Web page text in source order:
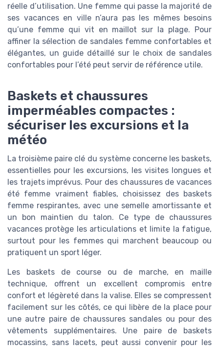
réelle d’utilisation. Une femme qui passe la majorité de
ses vacances en ville n’aura pas les mêmes besoins
qu’une femme qui vit en maillot sur la plage. Pour
affiner la sélection de sandales femme confortables et
élégantes, un guide détaillé sur le choix de sandales
confortables pour l’été peut servir de référence utile.
Baskets et chaussures
imperméables compactes :
sécuriser les excursions et la
météo
La troisième paire clé du système concerne les baskets,
essentielles pour les excursions, les visites longues et
les trajets imprévus. Pour des chaussures de vacances
été femme vraiment fiables, choisissez des baskets
femme respirantes, avec une semelle amortissante et
un bon maintien du talon. Ce type de chaussures
vacances protège les articulations et limite la fatigue,
surtout pour les femmes qui marchent beaucoup ou
pratiquent un sport léger.
Les baskets de course ou de marche, en maille
technique, offrent un excellent compromis entre
confort et légèreté dans la valise. Elles se compressent
facilement sur les côtés, ce qui libère de la place pour
une autre paire de chaussures sandales ou pour des
vêtements supplémentaires. Une paire de baskets
mocassins, sans lacets, peut aussi convenir pour les